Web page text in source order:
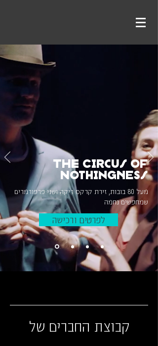
The Circus of
Nothingness
מעל 80 בובות, זירת קרקס ריקה ושני פרפורמרים
שמחפשים נחמה
לפרטים ורכישה
קבוצת החברים של